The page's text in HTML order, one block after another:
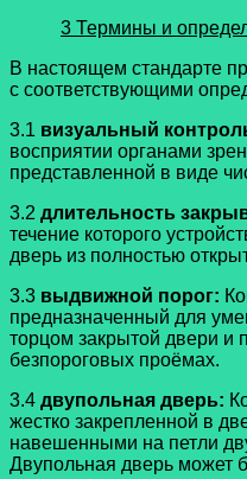
3 Термины и
В настоящем стандарте
с соответствующими
3.1 визуальный
восприятии органами
представленной в виде
3.2 длительность
течение которого
дверь из полностью
3.3 выдвижной порог:
предназначенный для
торцом закрытой двери и
безпороговых проёмах.
3.4 двупольная дверь:
жестко закрепленной в
навешенными на петли
Двупольная дверь может